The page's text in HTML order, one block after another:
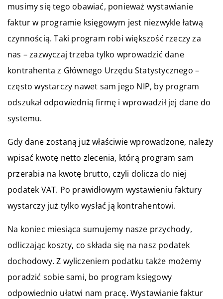
musimy się tego obawiać, ponieważ wystawianie
faktur w programie księgowym jest niezwykle łatwą
czynnością. Taki program robi większość rzeczy za
nas – zazwyczaj trzeba tylko wprowadzić dane
kontrahenta z Głównego Urzędu Statystycznego –
często wystarczy nawet sam jego NIP, by program
odszukał odpowiednią firmę i wprowadził jej dane do
systemu.
Gdy dane zostaną już właściwie wprowadzone, należy
wpisać kwotę netto zlecenia, którą program sam
przerabia na kwotę brutto, czyli dolicza do niej
podatek VAT. Po prawidłowym wystawieniu faktury
wystarczy już tylko wysłać ją kontrahentowi.
Na koniec miesiąca sumujemy nasze przychody,
odliczając koszty, co składa się na nasz podatek
dochodowy. Z wyliczeniem podatku także możemy
poradzić sobie sami, bo program księgowy
odpowiednio ułatwi nam pracę. Wystawianie faktur